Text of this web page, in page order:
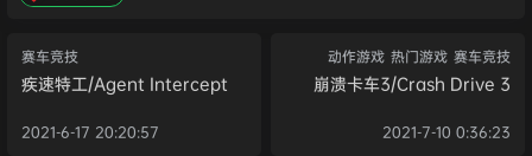
赛车竞技
疾速特工/Agent Intercept
2021-6-17 20:20:57
动作游戏 热门游戏 赛车竞技
崩溃卡车3/Crash Drive 3
2021-7-10 0:36:23